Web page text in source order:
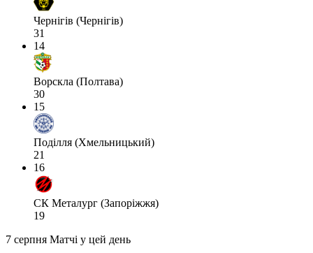
Чернігів (Чернігів)
31
14
Ворскла (Полтава)
30
15
Поділля (Хмельницький)
21
16
СК Металург (Запоріжжя)
19
7 серпня Матчі у цей день